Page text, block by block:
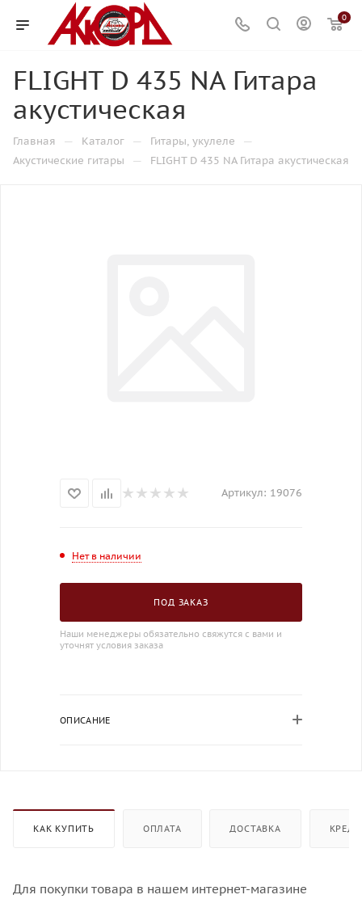
0
FLIGHT D 435 NA Гитара
акустическая
Главная — Каталог — Гитары, укулеле —
Акустические гитары — FLIGHT D 435 NA Гитара акустическая
Артикул: 19076
Нет в наличии
ПОД ЗАКАЗ
Наши менеджеры обязательно свяжутся с вами и
уточнят условия заказа
ОПИСАНИЕ
КАК КУПИТЬ ОПЛАТА ДОСТАВКА
Для покупки товара в нашем интернет-магазине